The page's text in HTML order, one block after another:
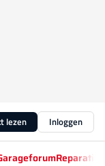
lezen Inloggen